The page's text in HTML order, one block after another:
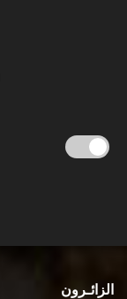
الزائـرون